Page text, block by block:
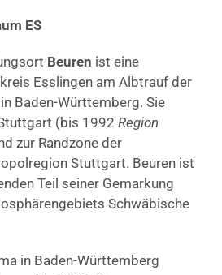
ES
Beuren ist eine
Esslingen am Albtrauf der
Baden-Württemberg. Sie
(bis 1992 Region
zur Randzone der
Stuttgart. Beuren ist
Teil seiner Gemarkung
Schwäbische
in Baden-Württemberg